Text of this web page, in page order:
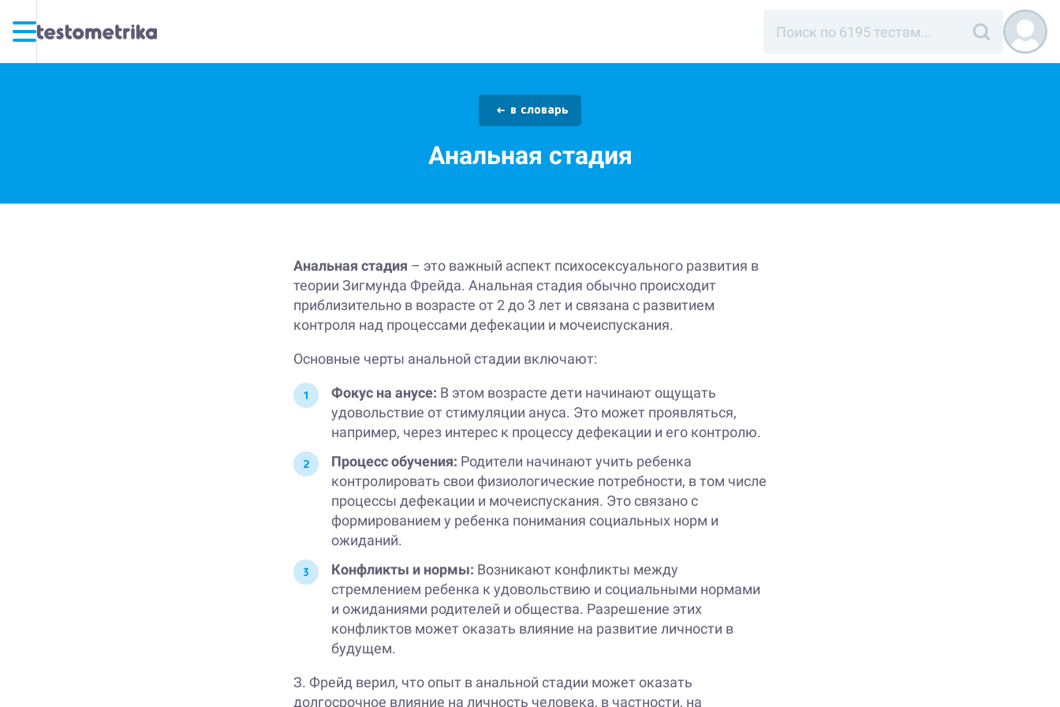
в словарь
Анальная стадия
Анальная стадия – это важный аспект психосексуального развития в
теории Зигмунда Фрейда. Анальная стадия обычно происходит
приблизительно в возрасте от 2 до 3 лет и связана с развитием
контроля над процессами дефекации и мочеиспускания.
Основные черты анальной стадии включают:
Фокус на анусе: В этом возрасте дети начинают ощущать
удовольствие от стимуляции ануса. Это может проявляться,
например, через интерес к процессу дефекации и его контролю.
Процесс обучения: Родители начинают учить ребенка
контролировать свои физиологические потребности, в том числе
процессы дефекации и мочеиспускания. Это связано с
формированием у ребенка понимания социальных норм и
ожиданий.
Конфликты и нормы: Возникают конфликты между
стремлением ребенка к удовольствию и социальными нормами
и ожиданиями родителей и общества. Разрешение этих
конфликтов может оказать влияние на развитие личности в
будущем.
З. Фрейд верил, что опыт в анальной стадии может оказать
долгосрочное влияние на личность человека, в частности, на